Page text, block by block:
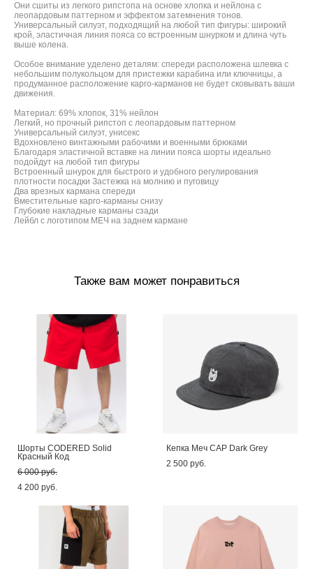
Они сшиты из легкого рипстопа на основе хлопка и нейлона с
леопардовым паттерном и эффектом затемнения тонов.
Универсальный силуэт, подходящий на любой тип фигуры: широкий
крой, эластичная линия пояса со встроенным шнурком и длина чуть
выше колена.
Особое внимание уделено деталям: спереди расположена шлевка с
небольшим полукольцом для пристежки карабина или ключницы, а
продуманное расположение карго-карманов не будет сковывать ваши
движения.
Материал: 69% хлопок, 31% нейлон
Легкий, но прочный рипстоп с леопардовым паттерном
Универсальный силуэт, унисекс
Вдохновлено винтажными рабочими и военными брюками
Благодаря эластичной вставке на линии пояса шорты идеально
подойдут на любой тип фигуры
Встроенный шнурок для быстрого и удобного регулирования
плотности посадки Застежка на молнию и пуговицу
Два врезных кармана спереди
Вместительные карго-карманы снизу
Глубокие накладные карманы сзади
Лейбл с логотипом МЕЧ на заднем кармане
Также вам может понравиться
Шорты CODERED Solid
Красный Код
6 000 pуб.
4 200 pуб.
Кепка Меч CAP Dark Grey
2 500 pуб.